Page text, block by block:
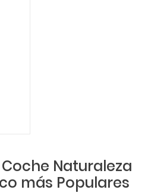
Coche Naturaleza
más Populares